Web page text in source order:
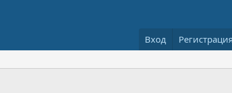
Вход Регистрация